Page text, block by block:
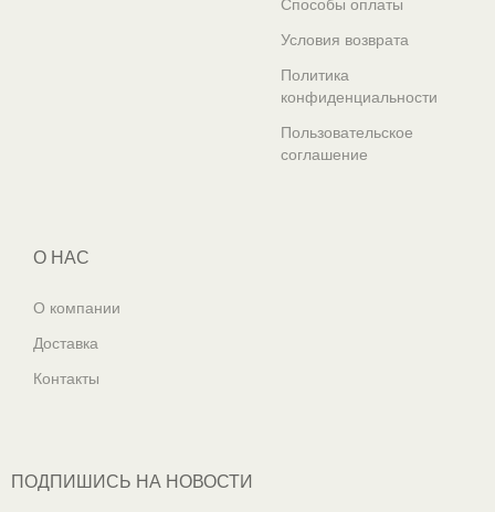
Способы оплаты
Условия возврата
Политика
конфиденциальности
Пользовательское
соглашение
О НАС
О компании
Доставка
Контакты
ПОДПИШИСЬ НА НОВОСТИ